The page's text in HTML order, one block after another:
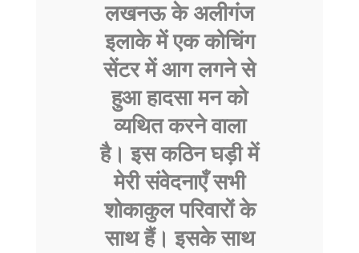
लखनऊ के अलीगंज
इलाके में एक कोचिंग
सेंटर में आग लगने से
हुआ हादसा मन को
व्यथित करने वाला
है। इस कठिन घड़ी में
मेरी संवेदनाएँ सभी
शोकाकुल परिवारों के
साथ हैं। इसके साथ